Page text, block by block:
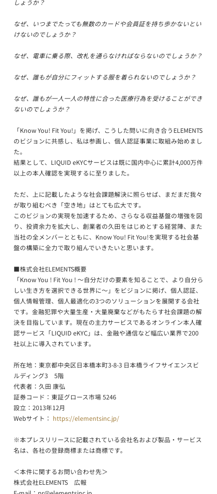
しょうか？
なぜ、いつまでたっても無数のカードや会員証を持ち歩かないとい
けないのでしょうか？
なぜ、電車に乗る際、改札を通らなければならないのでしょうか？
なぜ、誰もが自分にフィットする服を着られないのでしょうか？
なぜ、誰もが一人一人の特性に合った医療行為を受けることができ
ないのでしょうか？
「Know You! Fit You!」を掲げ、こうした問いに向き合うELEMENTS
のビジョンに共感し、私は参画し、個人認証事業に取組み始めまし
た。
結果として、LIQUID eKYCサービスは既に国内中心に累計4,000万件
以上の本人確認を実現するに至りました。
ただ、上に記載したような社会課題解決に照らせば、まだまだ我々
が取り組むべき「空き地」はとても広大です。
このビジョンの実現を加速するため、さらなる収益基盤の増強を図
り、投資余力を拡大し、創業者の久田をはじめとする経営陣、また
当社の全メンバーとともに、Know You! Fit You!を実現する社会基
盤の構築に全力で取り組んでいきたいと思います。
■株式会社ELEMENTS概要
「Know You ! Fit You ! 〜自分だけの要素を知ることで、より自分ら
しい生き方を選択できる世界に〜」をビジョンに掲げ、個人認証、
個人情報管理、個人最適化の3つのソリューションを展開する会社
です。金融犯罪や大量生産・大量廃棄などがもたらす社会課題の解
決を目指しています。現在の主力サービスであるオンライン本人確
認サービス「LIQUID eKYC」は、金融や通信など幅広い業界で200
社以上に導入されています。
所在地：東京都中央区日本橋本町3-8-3 日本橋ライフサイエンスビ
ルディング3 5階
代表者：久田 康弘
証券コード：東証グロース市場 5246
設立：2013年12月
Webサイト： https://elementsinc.jp/
※本プレスリリースに記載されている会社名および製品・サービス
名は、各社の登録商標または商標です。
＜本件に関するお問い合わせ先＞
株式会社ELEMENTS 広報